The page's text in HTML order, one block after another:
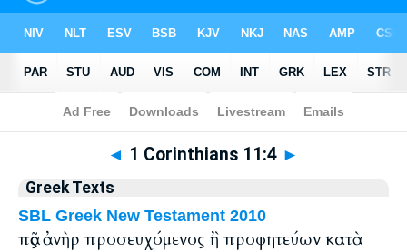
Bible > Greek> 1 Corinthians 11:4
◄ 1 Corinthians 11:4 ►
Greek Texts
SBL Greek New Testament 2010
πᾶς ἀνὴρ προσευχόμενος ἢ προφητεύων κατὰ